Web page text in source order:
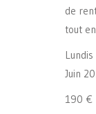
de
tout
Juin
190 €